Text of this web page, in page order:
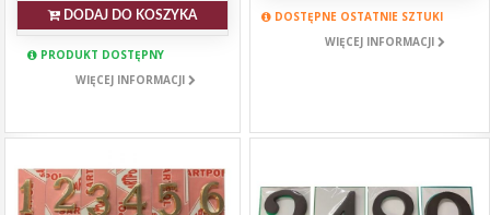
DODAJ DO KOSZYKA
PRODUKT DOSTĘPNY
WIĘCEJ INFORMACJI
DOSTĘPNE OSTATNIE SZTUKI
WIĘCEJ INFORMACJI